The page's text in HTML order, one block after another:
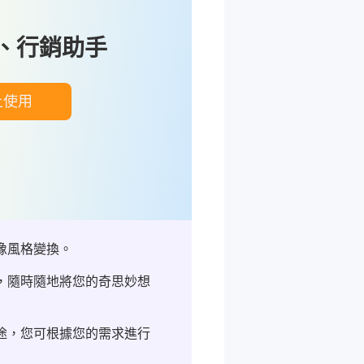
行銷助手
用
格變換。
時隨地將您的奇思妙想
您可根據您的需求進行